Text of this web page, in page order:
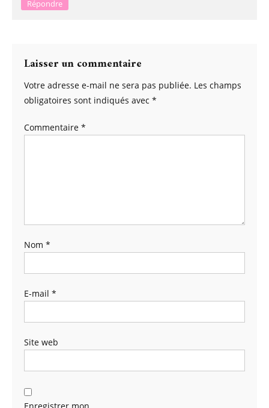
Répondre
Laisser un commentaire
Votre adresse e-mail ne sera pas publiée. Les champs
obligatoires sont indiqués avec *
Commentaire *
Nom *
E-mail *
Site web